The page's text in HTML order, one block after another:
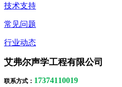
技术支持
常见问题
行业动态
艾弗尔声学工程有限公司
联系方式 ： 17374110019